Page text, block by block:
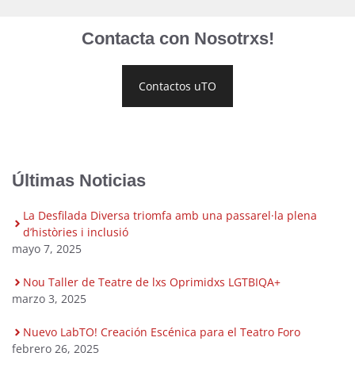
Contacta con Nosotrxs!
Contactos uTO
Últimas Noticias
La Desfilada Diversa triomfa amb una passarel·la plena
d’històries i inclusió
mayo 7, 2025
Nou Taller de Teatre de lxs Oprimidxs LGTBIQA+
marzo 3, 2025
Nuevo LabTO! Creación Escénica para el Teatro Foro
febrero 26, 2025